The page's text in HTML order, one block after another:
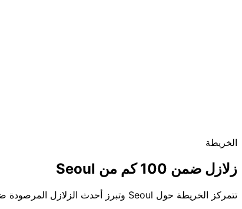
الخريطة
زلازل ضمن 100 كم من Seoul
تتمركز الخريطة حول Seoul وتبرز أحدث الزلازل المرصودة ضمن 100 كم.